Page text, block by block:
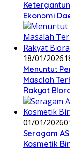
Ekonomi
18/01/2026
‎Menuntut
Masalah
Rakyat
01/01/2026
‎Seragam
Kosmetik